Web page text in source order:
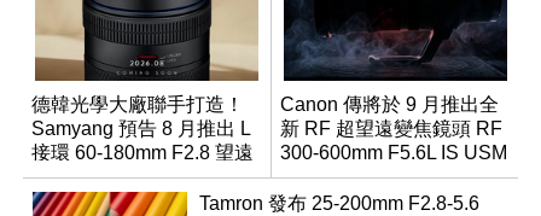
德韓光學大廠聯手打造！
Samyang 預告 8 月推出 L
接環 60-180mm F2.8 望遠
變焦鏡
Canon 傳將於 9 月推出全
新 RF 超望遠變焦鏡頭 RF
300-600mm F5.6L IS USM
Tamron 發布 25-200mm F2.8-5.6